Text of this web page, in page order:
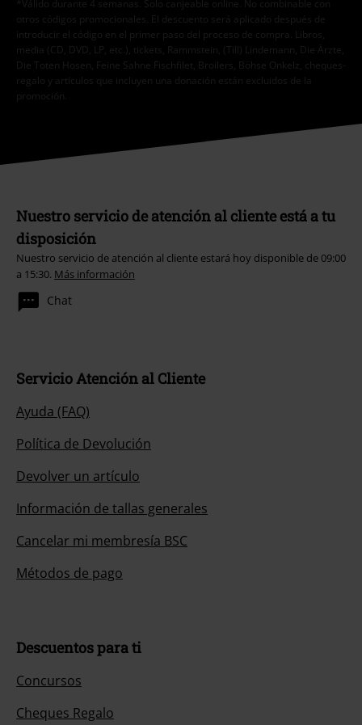
*Válido durante 4 semanas. Solo canjeable online. No combinable con
otros códigos promocionales. El descuento será aplicado después de
introducir el código en el primer paso del proceso de compra. Libros,
media (CD, DVD, LP, etc.), tickets, Rammstein, (Till) Lindemann, Die Ärzte,
Die Toten Hosen, Feine Sahne Fischfilet, Broilers, Böhse Onkelz, cheques-
regalo y artículos que incluyen una donación están excluidos de la
promoción.
Nuestro servicio de atención al cliente está a tu
disposición
Nuestro servicio de atención al cliente estará hoy disponible de 09:00
a 15:30. Más información
Chat
Servicio Atención al Cliente
Ayuda (FAQ)
Política de Devolución
Devolver un artículo
Información de tallas generales
Cancelar mi membresía BSC
Métodos de pago
Descuentos para ti
Concursos
Cheques Regalo